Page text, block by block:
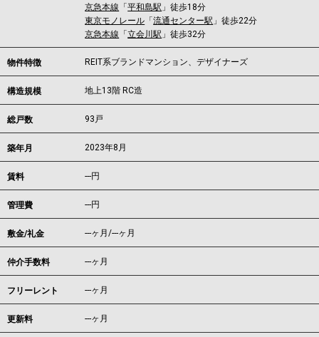
京急本線 「平和島駅 」徒歩18分
東京モノレール 「流通センター駅 」徒歩22分
京急本線 「立会川駅 」徒歩32分
物件特徴 REIT系ブランドマンション、デザイナーズ
構造規模 地上13階 RC造
総戸数 93戸
築年月 2023年8月
賃料 ---円
管理費 ---円
敷金/礼金 ---ヶ月/---ヶ月
仲介手数料 ---ヶ月
フリーレント ---ヶ月
更新料 ---ヶ月